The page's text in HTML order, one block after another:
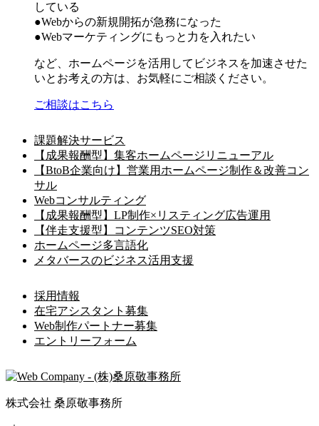
している
●Webからの新規開拓が急務になった
●Webマーケティングにもっと力を入れたい
など、ホームページを活用してビジネスを加速させた
いとお考えの方は、お気軽にご相談ください。
ご相談はこちら
課題解決サービス
【成果報酬型】集客ホームページリニューアル
【BtoB企業向け】営業用ホームページ制作＆改善コン
サル
Webコンサルティング
【成果報酬型】LP制作×リスティング広告運用
【伴走支援型】コンテンツSEO対策
ホームページ多言語化
メタバースのビジネス活用支援
採用情報
在宅アシスタント募集
Web制作パートナー募集
エントリーフォーム
株式会社 桑原敬事務所